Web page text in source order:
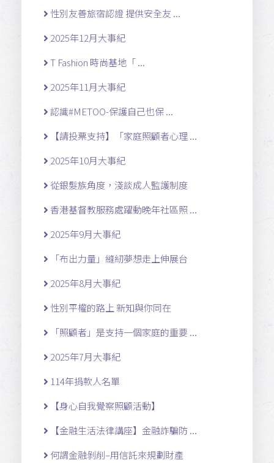
性別友善旅宿認證 提供安全友 ...
2025年12月大事紀
T Fashion 時尚基地「 ...
2025年11月大事紀
認識#METOO-保護自己也保 ...
【請投票支持】「家庭照顧者心理 ...
2025年10月大事紀
從銀髮族角度，淺談成人監護制度
香港基督教服務處躍動晚年社區照 ...
2025年9月大事紀
「布出力量」縫紉夢想走上伸展台
2025年8月大事紀
性別平權的路上 新知與你同在
「照顧者」是支持一個家庭的重要 ...
2025年7月大事紀
114年捐款人名單
【身心自我覺察照顧活動】
【金融生活法律講座】金融詐騙防 ...
何謂金融剝削–用信託來規劃財產